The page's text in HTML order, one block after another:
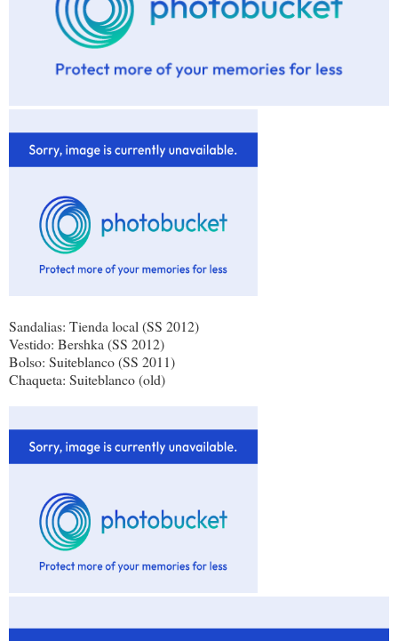
Sandalias: Tienda local (SS 2012)
Vestido: Bershka (SS 2012)
Bolso: Suiteblanco (SS 2011)
Chaqueta: Suiteblanco (old)